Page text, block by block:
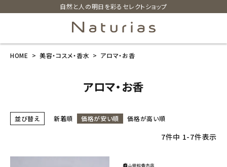
自然と人の明日を彩るセレクトショップ
新商品
HOME 美容・コスメ・香水 アロマ・お香
アロマ・お香
並び替え 新着順 価格が安い順 価格が高い順
7件中 1-7件表示